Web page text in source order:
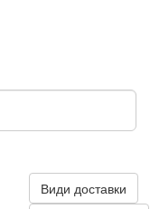
Види доставки